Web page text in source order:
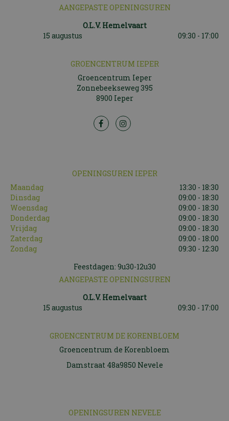
AANGEPASTE OPENINGSUREN
O.L.V. Hemelvaart
15 augustus
09:30 - 17:00
GROENCENTRUM IEPER
Groencentrum Ieper
Zonnebeekseweg 395
8900 Ieper
OPENINGSUREN IEPER
Maandag
13:30 - 18:30
Dinsdag
09:00 - 18:30
Woensdag
09:00 - 18:30
Donderdag
09:00 - 18:30
Vrijdag
09:00 - 18:30
Zaterdag
09:00 - 18:00
Zondag
09:30 - 12:30
Feestdagen: 9u30-12u30
AANGEPASTE OPENINGSUREN
O.L.V. Hemelvaart
15 augustus
09:30 - 17:00
GROENCENTRUM DE KORENBLOEM
Groencentrum de Korenbloem
Damstraat 48a9850 Nevele
OPENINGSUREN NEVELE